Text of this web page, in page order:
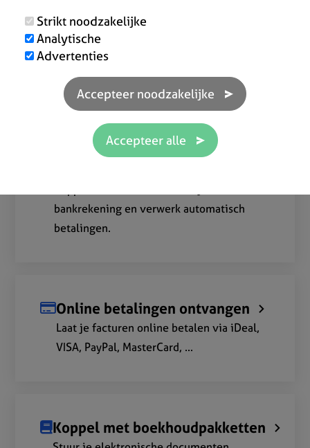
Apps
Gratis uitbreidingen voor het basispakket
stockbeheer en meer!
bankrekening en verwerk automatisch
betalingen.
Online betalingen ontvangen
Laat je facturen online betalen via iDeal,
VISA, PayPal, MasterCard, ...
Koppel met boekhoudpakketten
Strikt noodzakelijke
Analytische
Advertenties